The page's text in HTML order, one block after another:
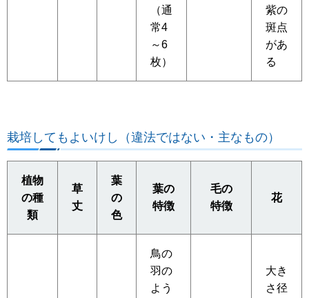
（通
常4
～6
枚）
紫の
斑点
があ
る
栽培してもよいけし（違法ではない・主なもの）
植物
の種
類
草
丈
葉
の
色
葉の
特徴
毛の
特徴
花
鳥の
羽の
よう
大き
さ径